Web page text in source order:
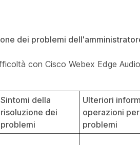
dei problemi
con Cisco Webex Edge
Sintomi della
risoluzione dei
problemi
Ulteriori
operazioni
problemi